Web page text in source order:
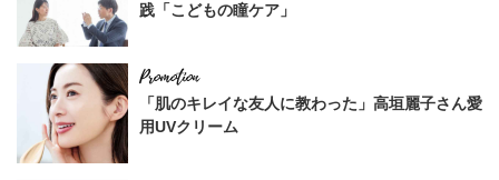
践「こどもの瞳ケア」
「肌のキレイな友人に教わった」高垣麗子さん愛
用UVクリーム